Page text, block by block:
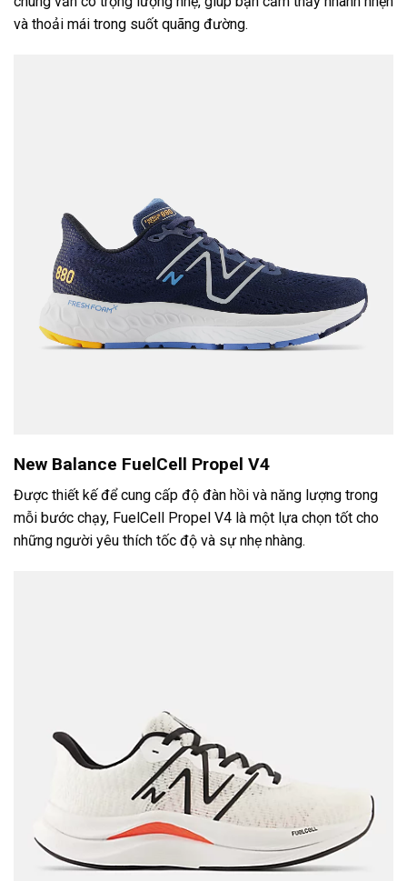
và thoải mái trong suốt quãng đường.
New Balance FuelCell Propel V4
Được thiết kế để cung cấp độ đàn hồi và năng lượng trong
mỗi bước chạy, FuelCell Propel V4 là một lựa chọn tốt cho
những người yêu thích tốc độ và sự nhẹ nhàng.